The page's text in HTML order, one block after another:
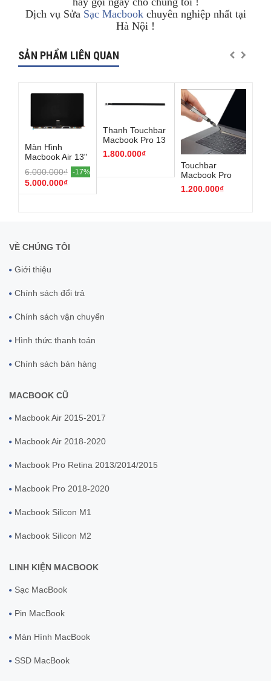
Dịch vụ Sửa Sạc Macbookchuyên nghiệp nhất tại
Hà Nội !
SẢN PHẨM LIÊN QUAN
Màn Hình
Macbook Air 13"
M3/M4
6.000.000₫ -17%
5.000.000₫
Thanh Touchbar
Macbook Pro 13
inch 2020-2022 (
M1- M2 )
1.800.000₫
Touchbar
Macbook Pro
13/15 inch 2016-
2019 intel
1.200.000₫
VỀ CHÚNG TÔI
Giới thiệu
Chính sách đổi trả
Chính sách vận chuyển
Hình thức thanh toán
Chính sách bán hàng
MACBOOK CŨ
Macbook Air 2015-2017
Macbook Air 2018-2020
Macbook Pro Retina 2013/2014/2015
Macbook Pro 2018-2020
Macbook Silicon M1
Macbook Silicon M2
LINH KIỆN MACBOOK
Sạc MacBook
Pin MacBook
Màn Hình MacBook
SSD MacBook